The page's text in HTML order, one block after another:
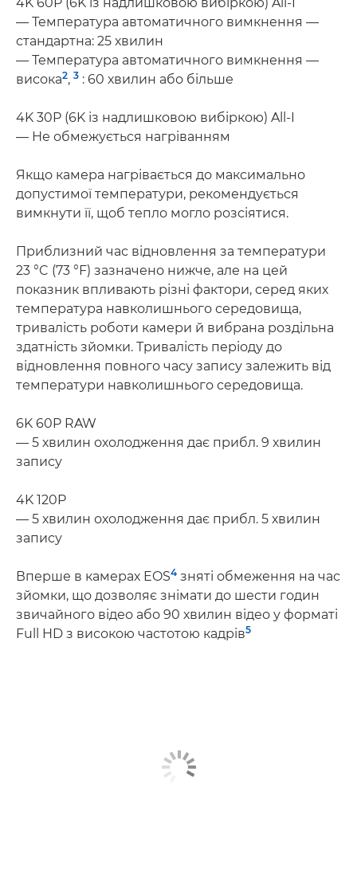
— Температура автоматичного вимкнення —
стандартна: 25 хвилин
— Температура автоматичного вимкнення —
висока2, 3 : 60 хвилин або більше
4K 30P (6K із надлишковою вибіркою) All-I
— Не обмежується нагріванням
Якщо камера нагрівається до максимально
допустимої температури, рекомендується
вимкнути її, щоб тепло могло розсіятися.
Приблизний час відновлення за температури
23 °C (73 °F) зазначено нижче, але на цей
показник впливають різні фактори, серед яких
температура навколишнього середовища,
тривалість роботи камери й вибрана роздільна
здатність зйомки. Тривалість періоду до
відновлення повного часу запису залежить від
температури навколишнього середовища.
6K 60P RAW
— 5 хвилин охолодження дає прибл. 9 хвилин
запису
4K 120P
— 5 хвилин охолодження дає прибл. 5 хвилин
запису
Вперше в камерах EOS4 зняті обмеження на час
зйомки, що дозволяє знімати до шести годин
звичайного відео або 90 хвилин відео у форматі
Full HD з високою частотою кадрів5